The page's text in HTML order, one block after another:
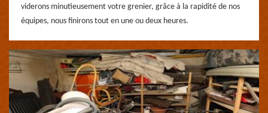
viderons minutieusement votre grenier, grâce à la rapidité de nos
équipes, nous finirons tout en une ou deux heures.